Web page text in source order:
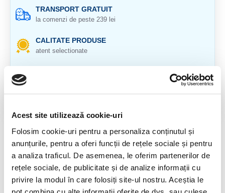
Acest site utilizează cookie-uri
Folosim cookie-uri pentru a personaliza conținutul și
anunțurile, pentru a oferi funcții de rețele sociale și pentru
a analiza traficul. De asemenea, le oferim partenerilor de
rețele sociale, de publicitate și de analize informații cu
privire la modul în care folosiți site-ul nostru. Aceștia le
TRANSPORT GRATUIT
la comenzi de peste 239 lei
CALITATE PRODUSE
atent selectionate
pentru toate produsele
DESCRIERE PRODUS
CRISTAL NATURAL 100 %.
CRISTAL UNICAT. VETI PRIMI EXACT
PRODUSUL DIN IMAGINE.